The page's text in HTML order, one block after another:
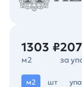
1303 ₽
м2 за
м2 шт